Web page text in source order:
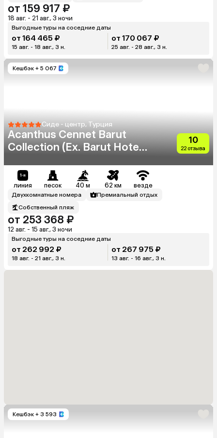
от 159 917 ₽
18 авг. - 21 авг., 3 ночи
Выгодные туры на соседние даты
от 164 465 ₽
15 авг. - 18 авг., 3 н.
от 170 067 ₽
25 авг. - 28 авг., 3 н.
Кешбэк + 5 067
Сиде - центр, Турция
Acanthus Cennet Barut
Collection (Ex. Barut Hotels
10
22 отзыва
линия песок 40 м 62 км везде
Двухкомнатные номера
Премиальный отдых
Собственный пляж
от 253 368 ₽
12 авг. - 15 авг., 3 ночи
Выгодные туры на соседние даты
от 262 992 ₽
18 авг. - 21 авг., 3 н.
от 267 975 ₽
13 авг. - 16 авг., 3 н.
Кешбэк + 3 593